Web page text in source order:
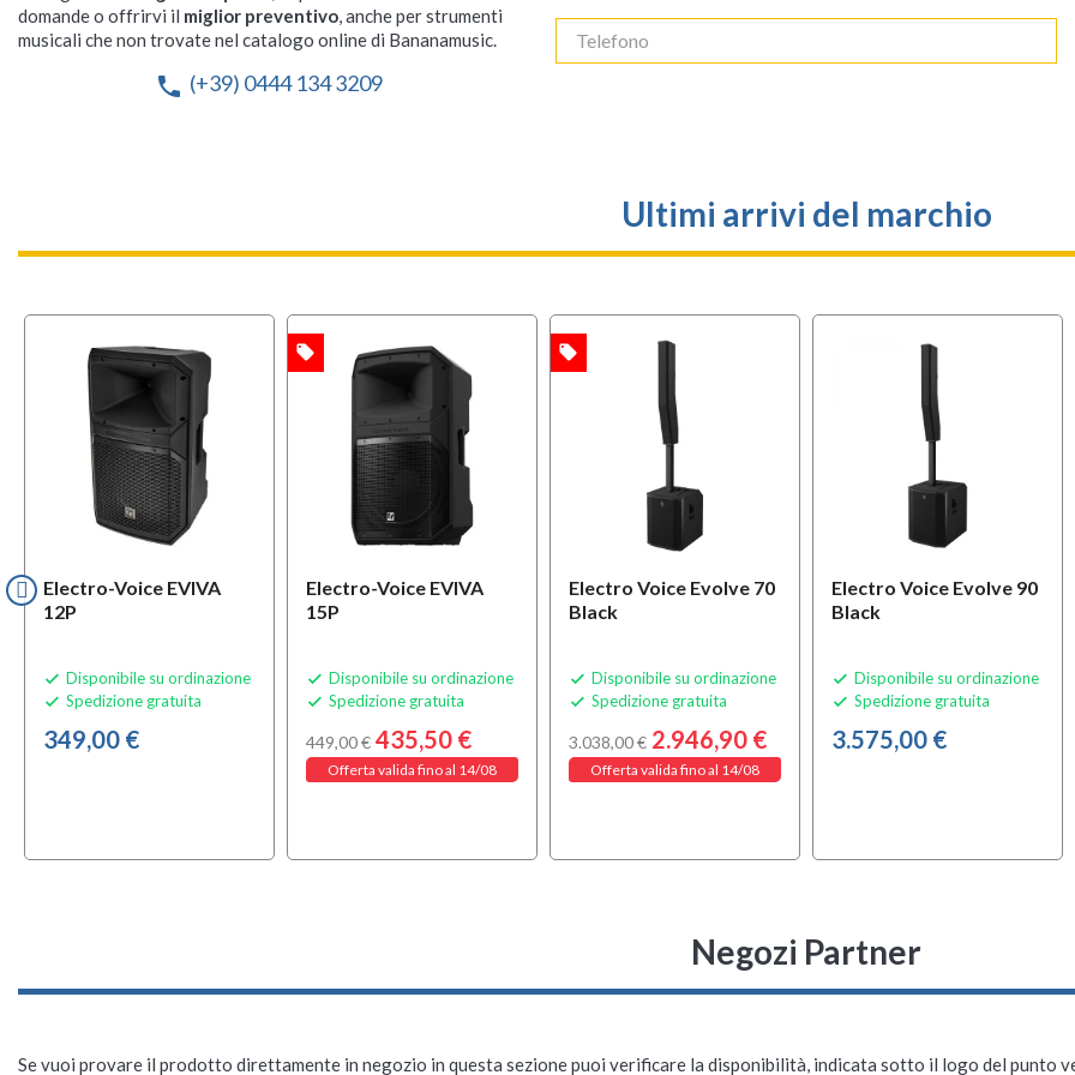
domande o offrirvi il miglior preventivo, anche per strumenti
musicali che non trovate nel catalogo online di Bananamusic.
phone (+39) 0444 134 3209
Ultimi arrivi del marchio
Electro-Voice EVIVA
12P
 Disponibile su ordinazione
 Spedizione gratuita
349,00 €
Electro-Voice EVIVA
15P
 Disponibile su ordinazione
 Spedizione gratuita
449,00 € 435,50 €
Offerta valida fino al 14/08
local_offer
Electro Voice Evolve 70
Black
 Disponibile su ordinazione
 Spedizione gratuita
3.038,00 € 2.946,90 €
Offerta valida fino al 14/08
local_offer
Electro Voice Evolve 90
Black
 Disponibile su ordinazione
 Spedizione gratuita
3.575,00 €
Negozi Partner
Se vuoi provare il prodotto direttamente in negozio in questa sezione puoi verificare la disponibilità, indicata sotto il logo del punto